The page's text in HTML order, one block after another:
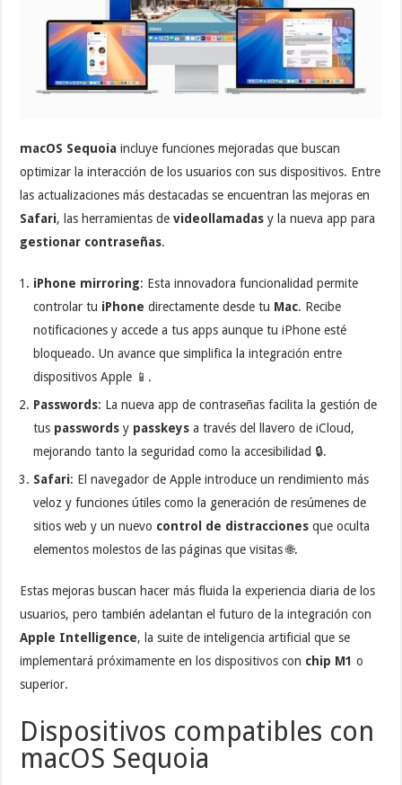
macOS Sequoia incluye funciones mejoradas que buscan
optimizar la interacción de los usuarios con sus dispositivos. Entre
las actualizaciones más destacadas se encuentran las mejoras en
Safari, las herramientas devideollamadas y la nueva app para
gestionar contraseñas.
iPhone mirroring: Esta innovadora funcionalidad permite
controlar tu iPhone directamente desde tu Mac. Recibe
notificaciones y accede a tus apps aunque tu iPhone esté
bloqueado. Un avance que simplifica la integración entre
dispositivos Apple 📱.
Passwords: La nueva app de contraseñas facilita la gestión de
tus passwords y passkeys a través del llavero de iCloud,
mejorando tanto la seguridad como la accesibilidad 🔒.
Safari: El navegador de Apple introduce un rendimiento más
veloz y funciones útiles como la generación de resúmenes de
sitios web y un nuevo control de distracciones que oculta
elementos molestos de las páginas que visitas 🌐.
Estas mejoras buscan hacer más fluida la experiencia diaria de los
usuarios, pero también adelantan el futuro de la integración con
Apple Intelligence, la suite de inteligencia artificial que se
implementará próximamente en los dispositivos con chip M1 o
superior.
Dispositivos compatibles con
macOS Sequoia